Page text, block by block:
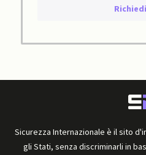
Richiedi
Sicurezza Internazionale è il sito
gli Stati, senza discriminarli in